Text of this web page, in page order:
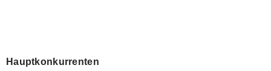
Hauptkonkurrenten